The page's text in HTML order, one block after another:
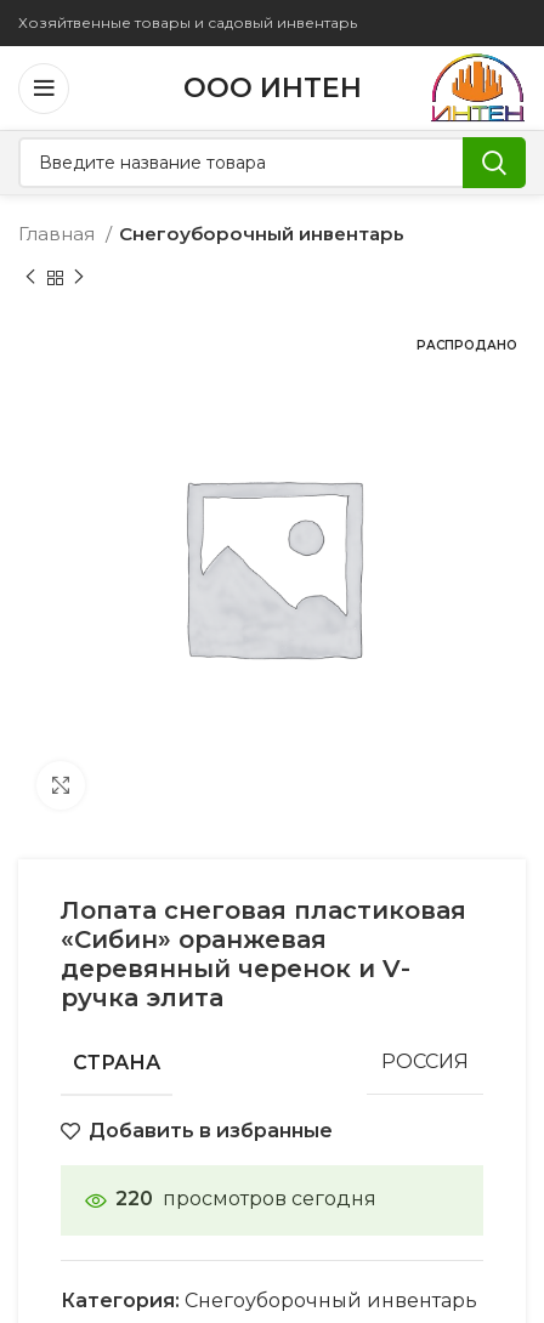
Хозяйтвенные товары и садовый инвентарь
ООО ИНТЕН
Главная Снегоуборочный инвентарь
РАСПРОДАНО
Лопата снеговая пластиковая
«Сибин» оранжевая
деревянный черенок и V-
ручка элита
СТРАНА РОССИЯ
Добавить в избранные
220 просмотров сегодня
Категория: Снегоуборочный инвентарь